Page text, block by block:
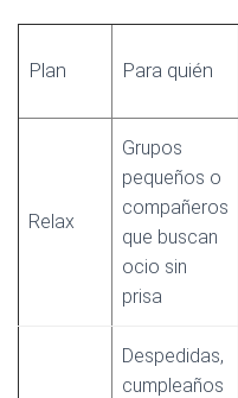
Plan Para quién
Relax
Grupos
pequeños o
compañeros
que buscan
ocio sin
prisa
Despedidas,
cumpleaños